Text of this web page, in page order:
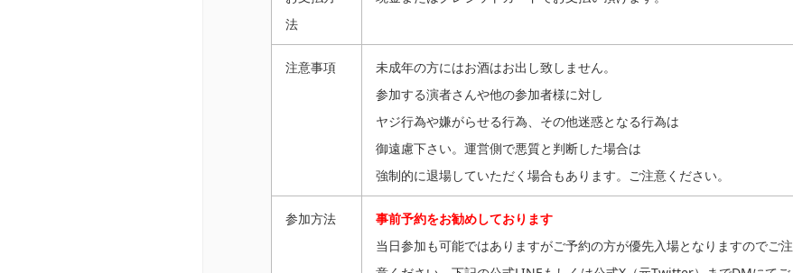
法
注意事項
未成年の方にはお酒はお出し致しません。
参加する演者さんや他の参加者様に対し
ヤジ行為や嫌がらせる行為、その他迷惑となる行為は
御遠慮下さい。運営側で悪質と判断した場合は
強制的に退場していただく場合もあります。ご注意ください。
参加方法
事前予約をお勧めしております
当日参加も可能ではありますがご予約の方が優先入場となりますのでご注